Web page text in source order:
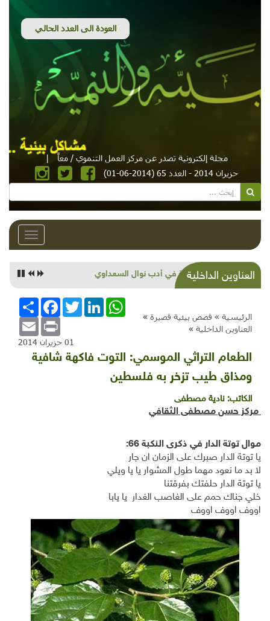
مجلة إلكترونية تصدر عن مركز العمل التنموي / معاً
|
حزيران 2014 - العدد 65 (2014-06-01)
Toggle
العناوين الداخليةخديعة "الاقتصاد الأخضر"
الرئيسية » قصص بيئية قصيرة »
العناوين الداخلية »
انشر
FacebookTwitterLinkedInWhatsApp
Email Print
01 حزيران 2014
الطعام التراثي الموسمي: التوت فاكهة شافية
ومذاق طيب تزخر به فلسطين
الكاتب: نادية مصطفى
مركز حسن مصطفى الثقافي
موال توتة الدار في ذكرى النكبة 66:
يا توتة الدار صبرك على الزمان ان جار
لا بد ما نعود مهما طول المشوار يا يا ويلي
يا توتة الدار حلفتك بفرقتنا
خلي جناك حمم على الغاصب الغدار يا يابا
اووف اووف اووف